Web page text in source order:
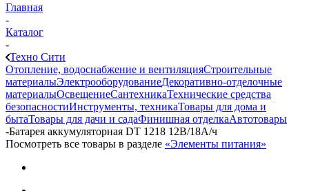
Главная
-
Каталог
-
Техно Сити
Отопление, водоснабжение и вентиляцияСтроительные
материалыЭлектрооборудованиеДекоративно-отделочные
материалыОсвещениеСантехникаТехнические средства
безопасностиИнструменты, техникаТовары для дома и
бытаТовары для дачи и садаФинишная отделкаАвтотовары
-Батарея аккумуляторная DT 1218 12В/18А/ч
Посмотреть все товары в разделе «Элементы питания»